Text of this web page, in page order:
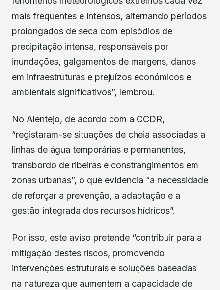
mais frequentes e intensos, alternando períodos
prolongados de seca com episódios de
precipitação intensa, responsáveis por
inundações, galgamentos de margens, danos
em infraestruturas e prejuízos económicos e
ambientais significativos”, lembrou.
No Alentejo, de acordo com a CCDR,
“registaram-se situações de cheia associadas a
linhas de água temporárias e permanentes,
transbordo de ribeiras e constrangimentos em
zonas urbanas”, o que evidencia “a necessidade
de reforçar a prevenção, a adaptação e a
gestão integrada dos recursos hídricos”.
Por isso, este aviso pretende “contribuir para a
mitigação destes riscos, promovendo
intervenções estruturais e soluções baseadas
na natureza que aumentem a capacidade de